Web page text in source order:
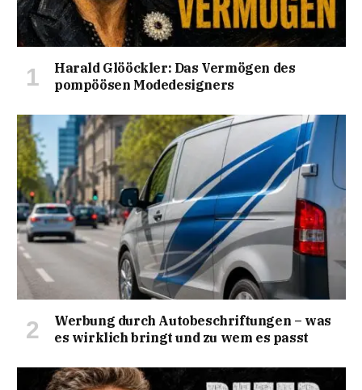
Harald Glööckler: Das Vermögen des
pompöösen Modedesigners
Werbung durch Autobeschriftungen – was
es wirklich bringt und zu wem es passt